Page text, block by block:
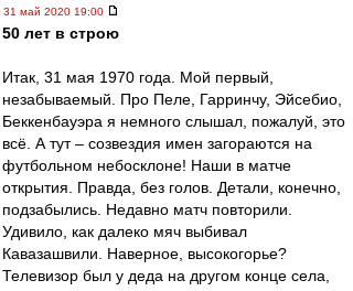
31 май 2020 19:00
50 лет в строю
Итак, 31 мая 1970 года. Мой первый,
незабываемый. Про Пеле, Гарринчу, Эйсебио,
Беккенбауэра я немного слышал, пожалуй, это
всё. А тут – созвездия имен загораются на
футбольном небосклоне! Наши в матче
открытия. Правда, без голов. Детали, конечно,
подзабылись. Недавно матч повторили.
Удивило, как далеко мяч выбивал
Кавазашвили. Наверное, высокогорье?
Телевизор был у деда на другом конце села,